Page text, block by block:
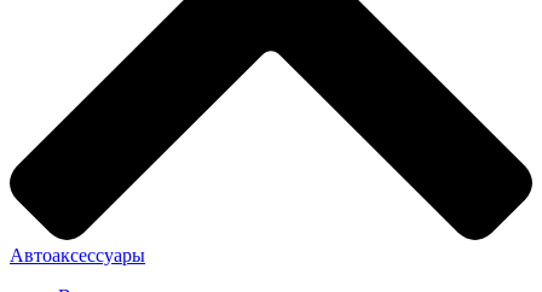
Автоаксессуары